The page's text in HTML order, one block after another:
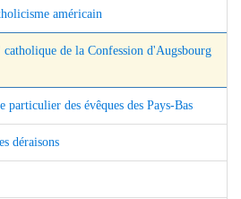
américain
de la Confession d'Augsbourg
particulier des évêques des Pays-Bas
déraisons